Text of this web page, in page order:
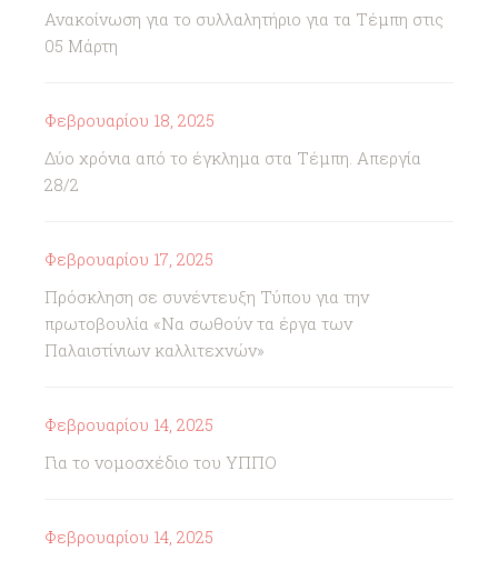
Ανακοίνωση για το συλλαλητήριο για τα Τέμπη στις
05 Μάρτη
Φεβρουαρίου 18, 2025
Δύο χρόνια από το έγκλημα στα Τέμπη. Απεργία
28/2
Φεβρουαρίου 17, 2025
Πρόσκληση σε συνέντευξη Τύπου για την
πρωτοβουλία «Να σωθούν τα έργα των
Παλαιστίνιων καλλιτεχνών»
Φεβρουαρίου 14, 2025
Για το νομοσχέδιο του ΥΠΠΟ
Φεβρουαρίου 14, 2025